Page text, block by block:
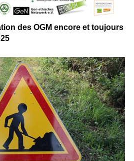
des OGM encore et toujours